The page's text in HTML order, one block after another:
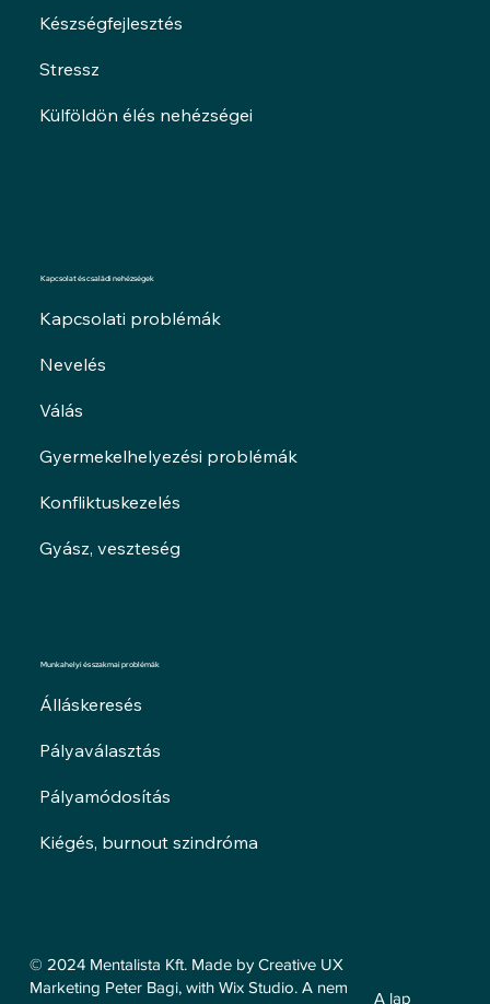
© 2024 Mentalista Kft. Made by Creative UX
Marketing Peter Bagi, with Wix Studio. A nem
A lap
Kapcsolat és családi nehézségek
Kapcsolati problémák
Nevelés
Válás
Gyermekelhelyezési problémák
Konfliktuskezelés
Gyász, veszteség
Készségfejlesztés
Stressz
Külföldön élés nehézségei
Munkahelyi és szakmai problémák
Álláskeresés
Pályaválasztás
Pályamódosítás
Kiégés, burnout szindróma